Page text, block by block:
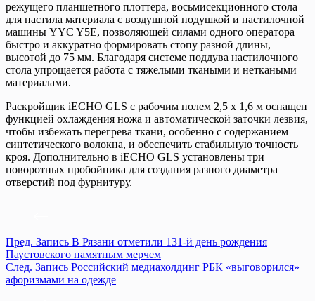
режущего планшетного плоттера, восьмисекционного стола
для настила материала с воздушной подушкой и настилочной
машины YYC Y5E, позволяющей силами одного оператора
быстро и аккуратно формировать стопу разной длины,
высотой до 75 мм. Благодаря системе поддува настилочного
стола упрощается работа с тяжелыми ткаными и неткаными
материалами.
Раскройщик iECHO GLS с рабочим полем 2,5 х 1,6 м оснащен
функцией охлаждения ножа и автоматической заточки лезвия,
чтобы избежать перегрева ткани, особенно с содержанием
синтетического волокна, и обеспечить стабильную точность
кроя. Дополнительно в iECHO GLS установлены три
поворотных пробойника для создания разного диаметра
отверстий под фурнитуру.
Пред. Запись В Рязани отметили 131-й день рождения
Паустовского памятным мерчем
След. Запись Российский медиахолдинг РБК «выговорился»
афоризмами на одежде